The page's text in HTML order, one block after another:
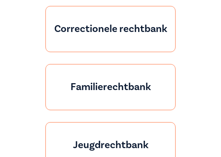
Correctionele rechtbank
Familierechtbank
Jeugdrechtbank